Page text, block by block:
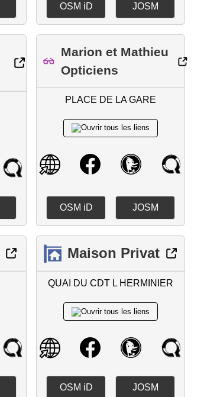
OSM iD JOSM
Marion et Mathieu
Opticiens
PLACE DE LA GARE
OSM iD JOSM
Maison Privat
QUAI DU CDT L HERMINIER
OSM iD JOSM